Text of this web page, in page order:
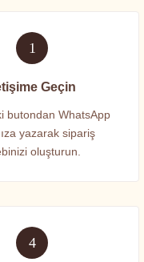
1
Geçin
butondan WhatsApp
yazarak sipariş
oluşturun.
4